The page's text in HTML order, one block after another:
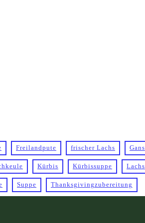
Freilandpute frischer Lachs Gans
Kürbis Kürbissuppe Lachs
Suppe Thanksgivingzubereitung